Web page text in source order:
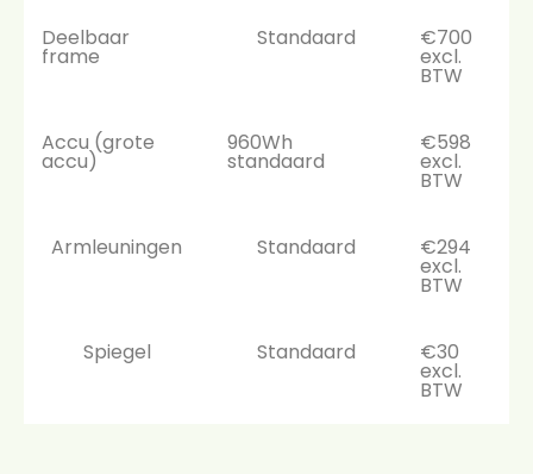
Deelbaar
frame
Standaard €700
excl.
BTW
Accu (grote
accu)
960Wh
standaard
€598
excl.
BTW
Armleuningen Standaard €294
excl.
BTW
Spiegel Standaard €30
excl.
BTW